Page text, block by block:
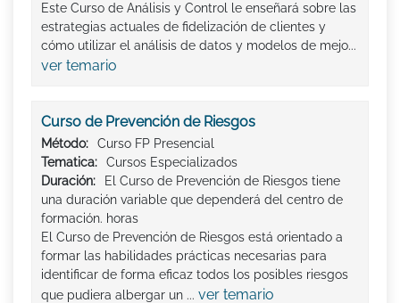
Este Curso de Análisis y Control le enseñará sobre las
estrategias actuales de fidelización de clientes y
cómo utilizar el análisis de datos y modelos de mejo...
ver temario
Curso de Prevención de Riesgos
Método:
Curso FP Presencial
Tematica:
Cursos Especializados
Duración:
El Curso de Prevención de Riesgos tiene
una duración variable que dependerá del centro de
formación. horas
El Curso de Prevención de Riesgos está orientado a
formar las habilidades prácticas necesarias para
identificar de forma eficaz todos los posibles riesgos
que pudiera albergar un ... ver temario